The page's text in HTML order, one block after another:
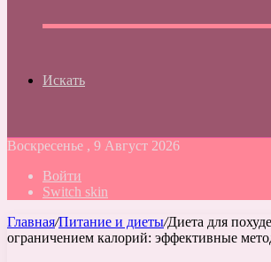
Искать
Воскресенье , 9 Август 2026
Войти
Switch skin
Главная/Питание и диеты/Диета для
ограничением калорий: эффективные